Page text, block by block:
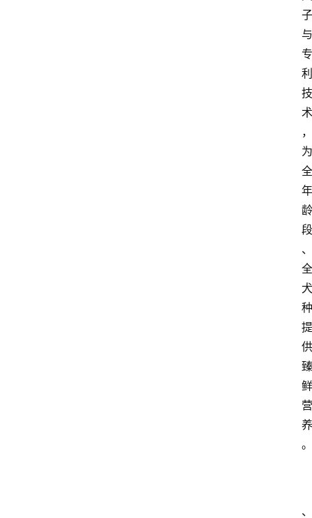
子
与
专
利
技
术
，
为
全
年
龄
段
、
全
犬
种
提
供
臻
鲜
营
养
。
、